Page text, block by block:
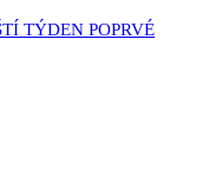
TÝDEN POPRVÉ